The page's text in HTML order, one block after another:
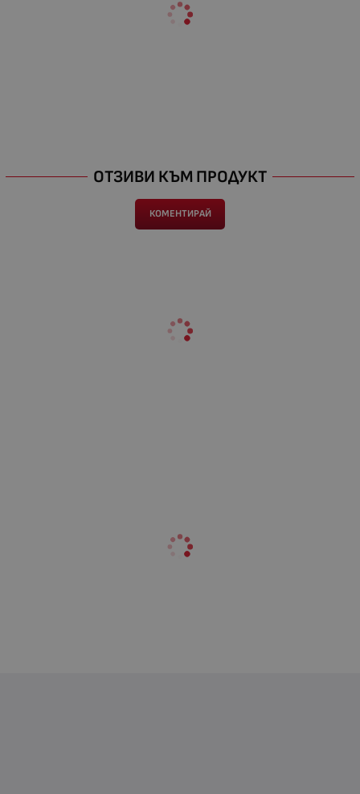
ОТЗИВИ КЪМ ПРОДУКТ
КОМЕНТИРАЙ